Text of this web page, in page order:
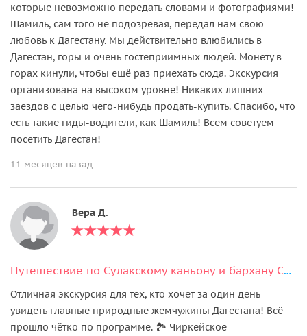
которые невозможно передать словами и фотографиями!
Шамиль, сам того не подозревая, передал нам свою
любовь к Дагестану. Мы действительно влюбились в
Дагестан, горы и очень гостеприимных людей. Монету в
горах кинули, чтобы ещё раз приехать сюда. Экскурсия
организована на высоком уровне! Никаких лишних
заездов с целью чего-нибудь продать-купить. Спасибо, что
есть такие гиды-водители, как Шамиль! Всем советуем
посетить Дагестан!
11 месяцев назад
Вера Д.
Путешествие по Сулакскому каньону и бархану Сары-Кум
Отличная экскурсия для тех, кто хочет за один день
увидеть главные природные жемчужины Дагестана! Всё
прошло чётко по программе. 🏞️ Чиркейское